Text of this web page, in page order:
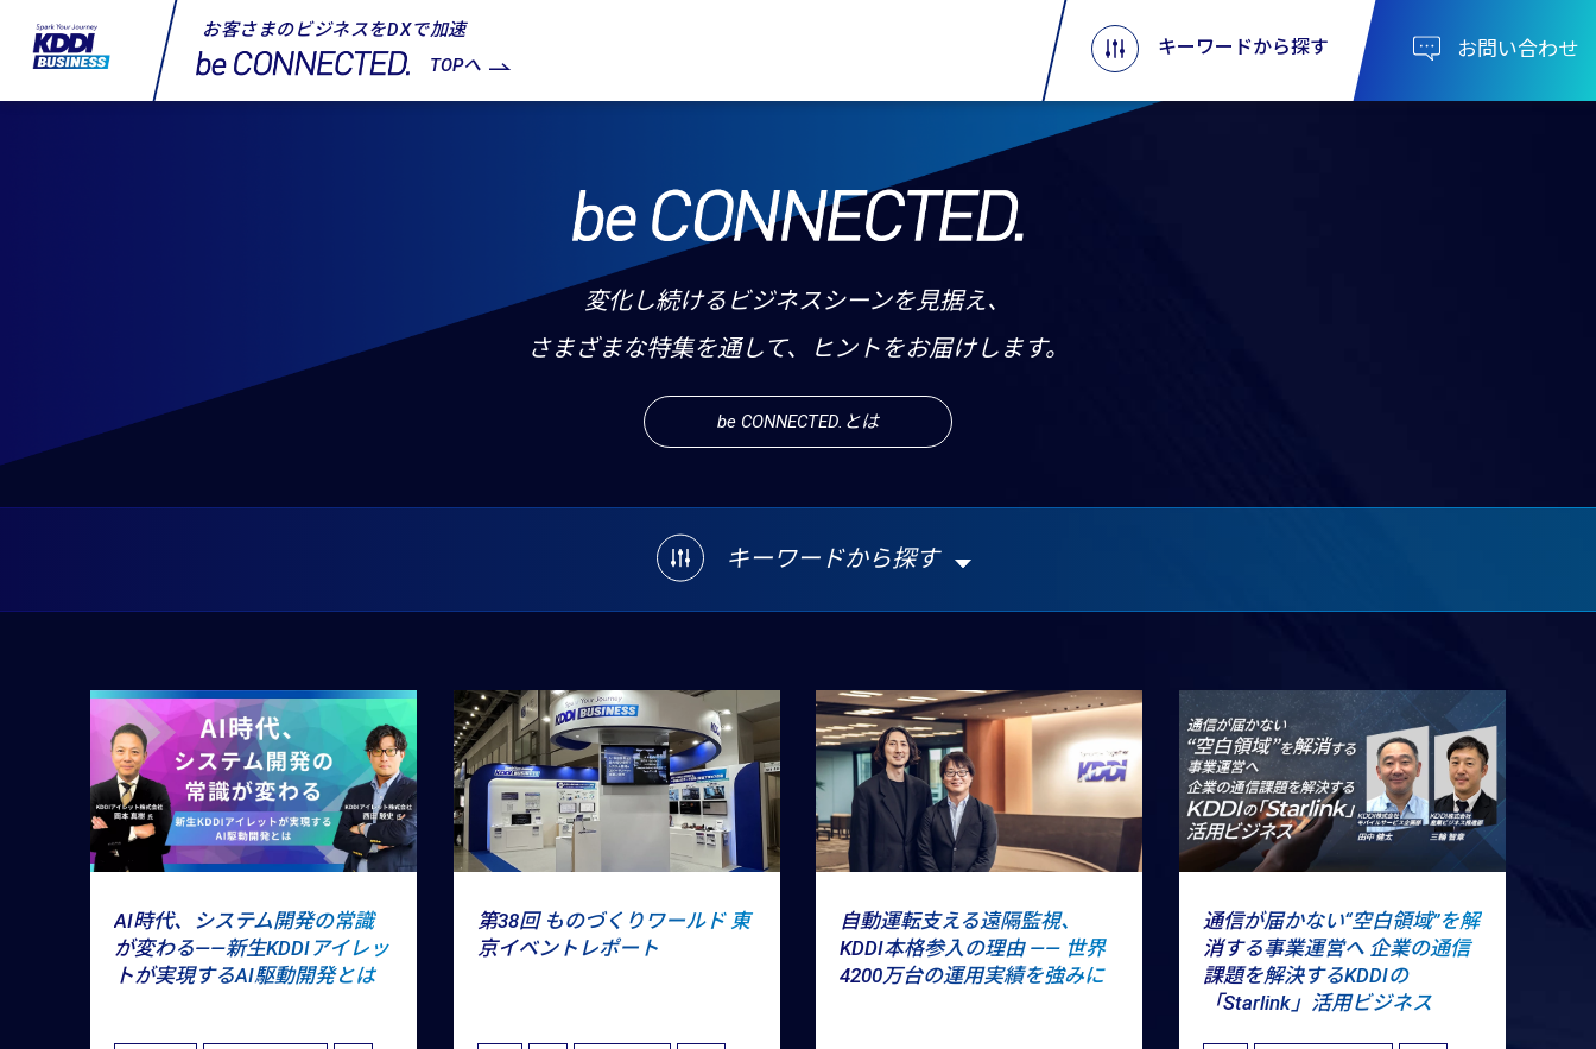
お客さまのビジネスをDXで加速
TOPへ
キーワードから探す お問い合わせ
変化し続けるビジネスシーンを見据え、
さまざまな特集を通して、ヒントをお届けします。
be CONNECTED.とは
キーワードから探す
AI時代、システム開発の常識
が変わる――新生KDDIアイレッ
トが実現するAI駆動開発とは
第38回 ものづくりワールド 東
京イベントレポート
自動運転支える遠隔監視、
KDDI本格参入の理由 ―― 世界
4200万台の運用実績を強みに
通信が届かない“空白領域”を解
消する事業運営へ 企業の通信
課題を解決するKDDIの
「Starlink」活用ビジネス